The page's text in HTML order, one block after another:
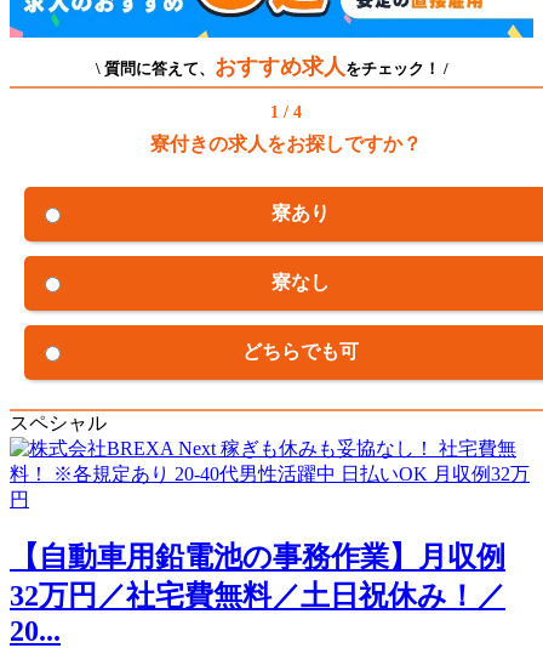
\ 質問に答えて、 おすすめ求人 をチェック！ /
1 / 4
寮付きの求人をお探しですか？
寮あり
寮なし
どちらでも可
スペシャル
【自動車用鉛電池の事務作業】月収例
32万円／社宅費無料／土日祝休み！／
20...